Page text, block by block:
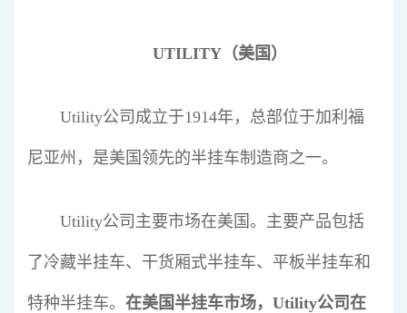
UTILITY（美国）
Utility公司成立于1914年，总部位于加利福
尼亚州，是美国领先的半挂车制造商之一。
Utility公司主要市场在美国。主要产品包括
了冷藏半挂车、干货厢式半挂车、平板半挂车和
特种半挂车。 在美国半挂车市场， Utility公司在